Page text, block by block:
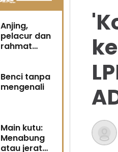
Anjing,
pelacur dan
rahmat
Benci tanpa
mengenali
Main kutu:
Menabung
atau jerat